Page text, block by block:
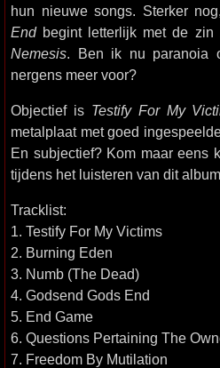
hun nieuwe songs. Sterker
Endbegint letterlijk met de zin
Nemesis. Ben ik nu paranoia
nergens meer voor?
Objectief is Testify For My
metalplaat met goed
En subjectief? Kom maar eens
tijdens het luisteren van dit
Tracklist:
1. Testify For My Victims
2. Burning Eden
3. Numb (The Dead)
4. Godsend Gods End
5. End Game
6. Questions Pertaining The
7. Freedom By Mutilation